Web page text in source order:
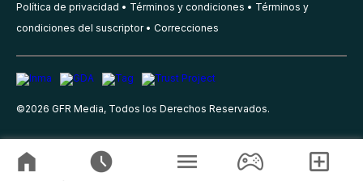
Política de privacidad Términos y condiciones
Términos y
condiciones del suscriptor
Correcciones
©2026 GFR Media, Todos los Derechos Reservados.